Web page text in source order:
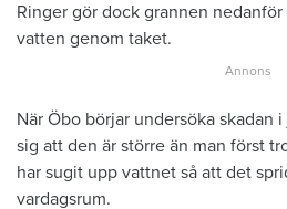
Ringer gör dock grannen
vatten genom taket.
När Öbo börjar undersöka skadan
sig att den är större än man först
har sugit upp vattnet så att det
vardagsrum.